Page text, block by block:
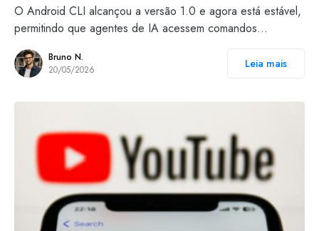
O Android CLI alcançou a versão 1.0 e agora está estável,
permitindo que agentes de IA acessem comandos…
Bruno N.
20/05/2026
Leia mais